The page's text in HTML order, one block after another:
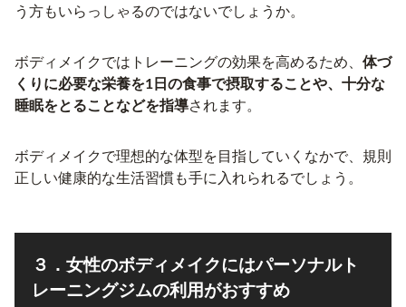
う方もいらっしゃるのではないでしょうか。
ボディメイクではトレーニングの効果を高めるため、 体づ
くりに必要な栄養を1日の食事で摂取することや、十分な
睡眠をとることなどを指導されます。
ボディメイクで理想的な体型を目指していくなかで、規則
正しい健康的な生活習慣も手に入れられるでしょう。
３．女性のボディメイクにはパーソナルト
レーニングジムの利用がおすすめ